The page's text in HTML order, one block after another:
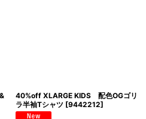
40%off XLARGE KIDS 配色OGゴリ
ラ半袖Tシャツ [9442212]